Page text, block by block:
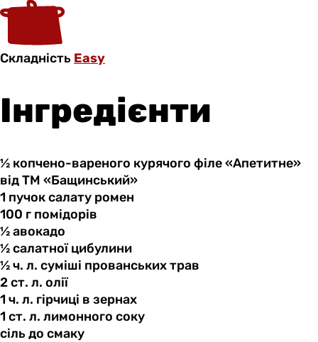
Складність Easy
Інгредієнти
½ копчено-вареного курячого філе «Апетитне»
від ТМ «Бащинський»
1 пучоксалату ромен
100 г помідорів
½ авокадо
½ салатноїцибулини
½ ч. л. суміші прованських трав
2 ст. л. олії
1 ч. л. гірчиці в зернах
1 ст. л. лимонного соку
сіль до смаку